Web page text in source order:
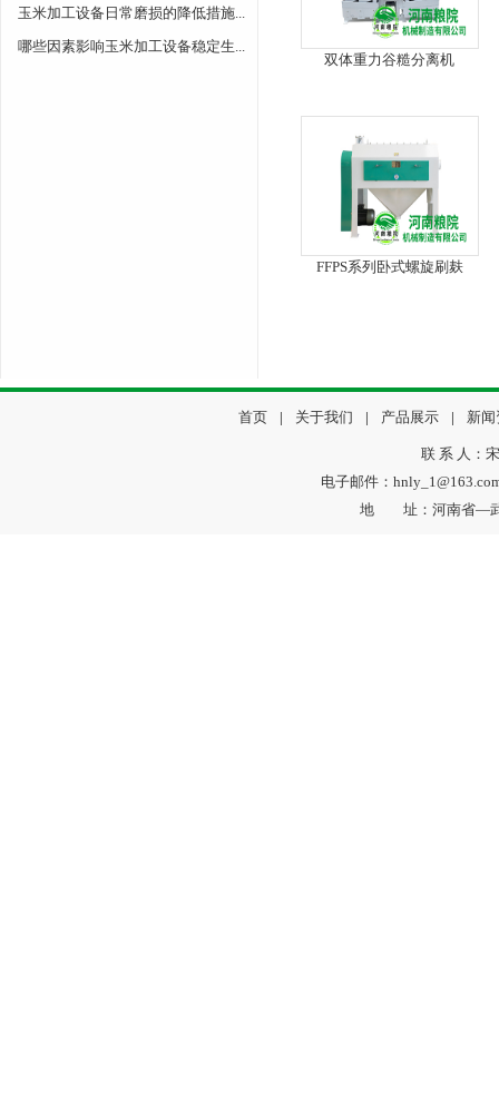
玉米加工设备日常磨损的降低措施...
哪些因素影响玉米加工设备稳定生...
双体重力谷糙分离机
FFPS系列卧式螺旋刷麸
首页 | 关于我们 | 产品展示 | 新
联 系 人：
电子邮件：
地 址：河南省—武